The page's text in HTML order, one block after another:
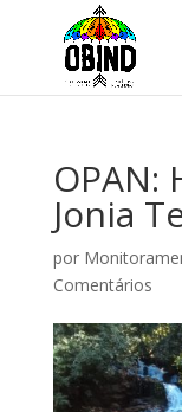
OPAN:
Jonia
por
Comentários